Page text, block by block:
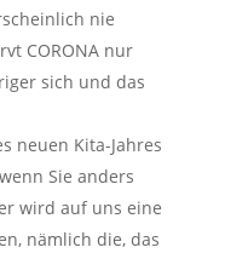
nie
CORONA nur
sich und das
neuen Kita-Jahres
Sie anders
wird auf uns eine
nämlich die, das